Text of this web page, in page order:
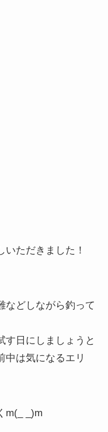
いただきました！
などしながら釣って
す日にしましょうと
中は気になるエリ
m(_ _)m